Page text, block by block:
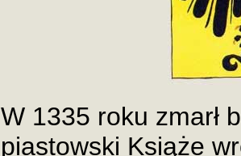
W 1335 roku zmarł
piastowski Książe